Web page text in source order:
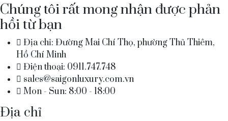
Chúng tôi rất mong nhận được phản
hồi từ bạn
Địa chỉ: Đường Mai Chí Thọ, phường Thủ Thiêm,
Hồ Chí Minh
Điện thoại: 0911.747.748
sales@saigonluxury.com.vn
Mon - Sun: 8:00 - 18:00
Địa chỉ